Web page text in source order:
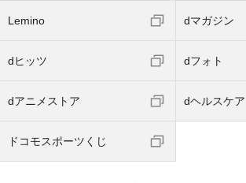
Lemino dマガジン
dヒッツ dフォト
dアニメストア dヘルスケア
ドコモスポーツくじ